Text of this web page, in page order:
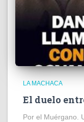
LA MACHACA
El duelo
Por el Muérgano.